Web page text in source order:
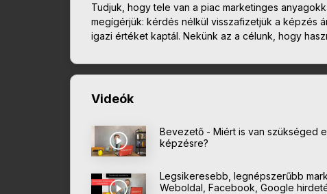
Tudjuk, hogy tele van a piac marketinges
megígérjük: kérdés nélkül visszafizetjük a képzés
igazi értéket kaptál. Nekünk az a célunk, hogy
Videók
Bevezető - Miért is van szükséged
képzésre?
Legsikeresebb, legnépszerűbb
Weboldal, Facebook, Google